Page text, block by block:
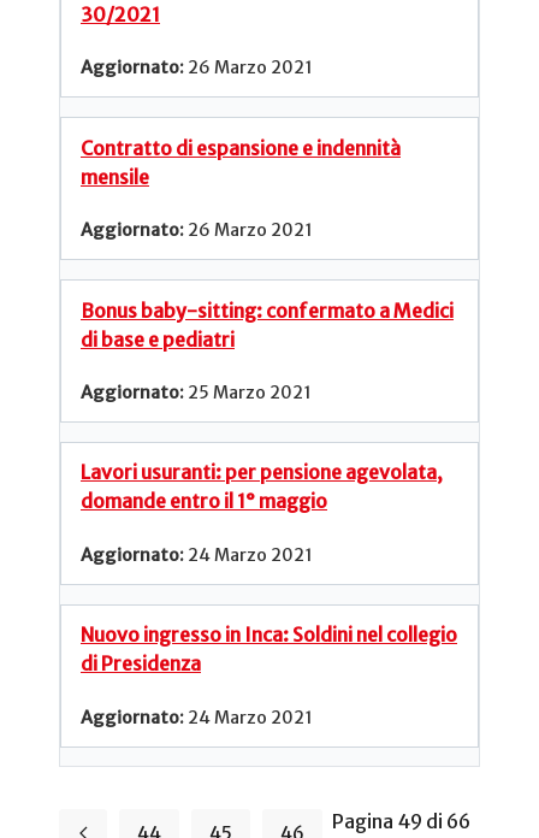
30/2021
26 Marzo 2021
Contratto di espansione e indennità
mensile
26 Marzo 2021
Bonus baby-sitting: confermato a Medici
di base e pediatri
25 Marzo 2021
Lavori usuranti: per pensione agevolata,
domande entro il 1° maggio
24 Marzo 2021
Nuovo ingresso in Inca: Soldini nel collegio
di Presidenza
24 Marzo 2021
Pagina 49 di 66